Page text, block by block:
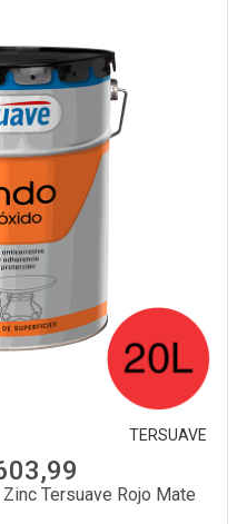
TERSUAVE
Tersuave Rojo Mate